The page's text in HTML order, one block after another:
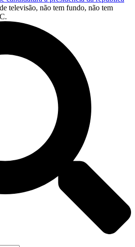
televisão, não tem fundo, não tem